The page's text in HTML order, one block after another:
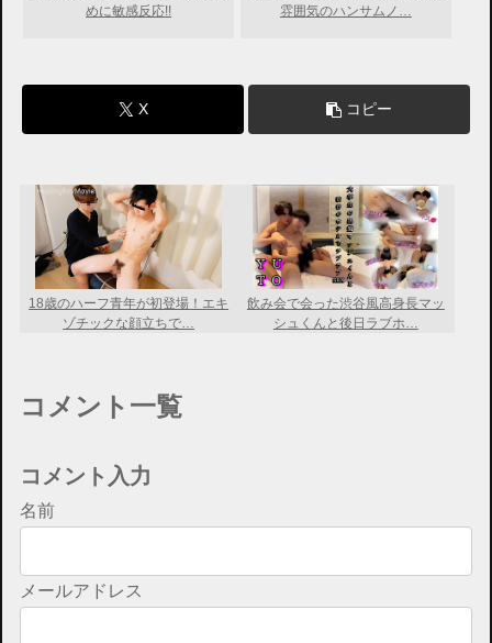
めに敏感反応!!
雰囲気のハンサムノ…
X コピー
18歳のハーフ青年が初登場！エキ
ゾチックな顔立ちで…
飲み会で会った渋谷風高身長マッ
シュくんと後日ラブホ…
コメント一覧
コメント入力
名前
メールアドレス